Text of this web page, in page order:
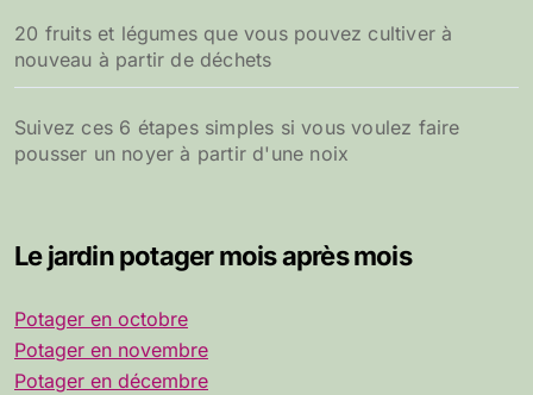
20 fruits et légumes que vous pouvez cultiver à
nouveau à partir de déchets
Suivez ces 6 étapes simples si vous voulez faire
pousser un noyer à partir d'une noix
Le jardin potager mois après mois
Potager en octobre
Potager en novembre
Potager en décembre